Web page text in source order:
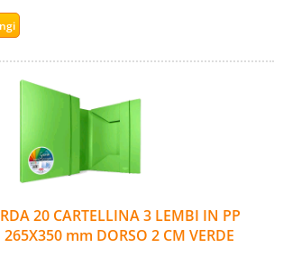
20 CARTELLINA 3 LEMBI IN PP
265X350 mm DORSO 2 CM VERDE